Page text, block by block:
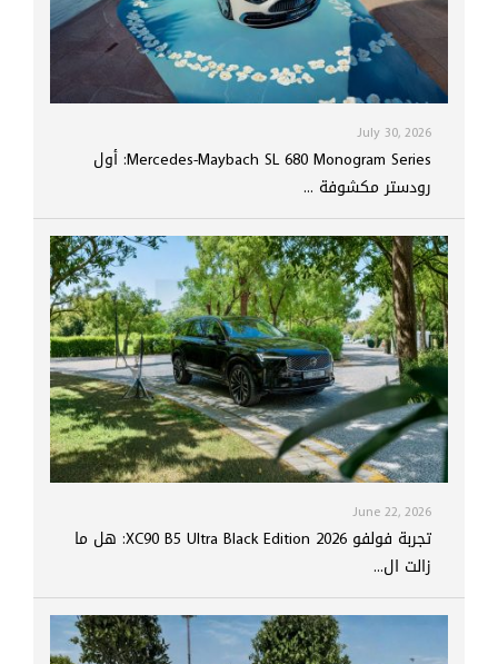
July 30, 2026
Mercedes-Maybach SL 680 Monogram Series: أول
رودستر مكشوفة ...
June 22, 2026
تجربة فولفو XC90 B5 Ultra Black Edition 2026: هل ما
زالت ال...